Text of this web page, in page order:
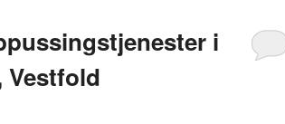
i
Vestfold